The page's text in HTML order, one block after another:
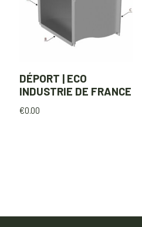
DÉPORT | ECO
INDUSTRIE DE FRANCE
€0.00